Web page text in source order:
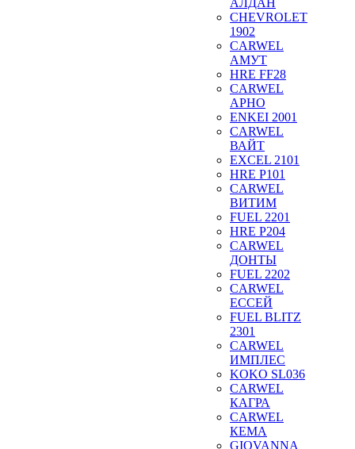
АЛДАН
CHEVROLET
1902
CARWEL
АМУТ
HRE FF28
CARWEL
АРНО
ENKEI 2001
CARWEL
ВАЙТ
EXCEL 2101
HRE P101
CARWEL
ВИТИМ
FUEL 2201
HRE P204
CARWEL
ДОНТЫ
FUEL 2202
CARWEL
ЕССЕЙ
FUEL BLITZ
2301
CARWEL
ИМПЛЕС
KOKO SL036
CARWEL
КАГРА
CARWEL
КЕМА
GIOVANNA